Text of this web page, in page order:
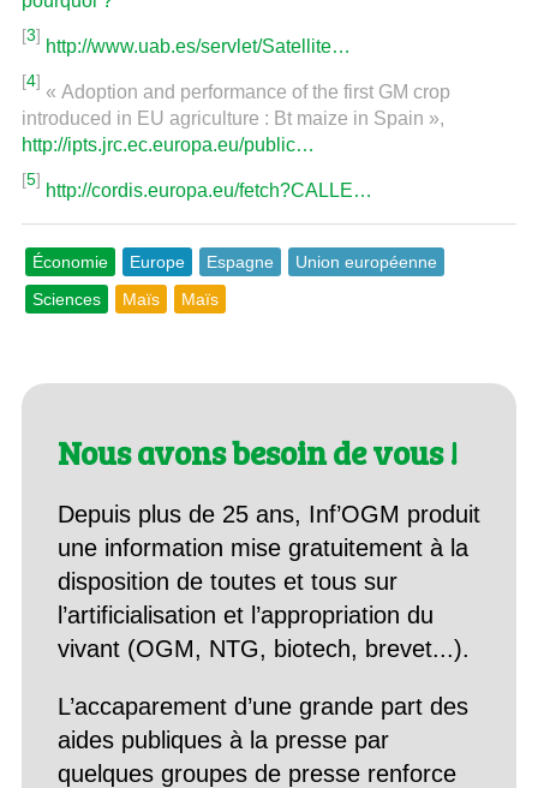
[3]
http://www.uab.es/servlet/Satellite…
[4]
« Adoption and performance of the first GM crop
introduced in EU agriculture : Bt maize in Spain »,
http://ipts.jrc.ec.europa.eu/public…
[5]
http://cordis.europa.eu/fetch?CALLE…
Économie Europe Espagne
Union européenne
Sciences
Maïs Maïs
Nous avons besoin de vous !
Depuis plus de 25 ans, Inf’OGM produit
une information mise gratuitement à la
disposition de toutes et tous sur
l’artificialisation et l’appropriation du
vivant (OGM, NTG, biotech, brevet...).
L’accaparement d’une grande part des
aides publiques à la presse par
quelques groupes de presse renforce